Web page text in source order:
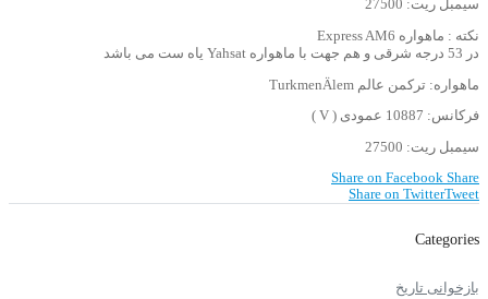
سیمبل ریت: 27500
نکته : ماهواره Express AM6
در 53 درجه شرقی و هم جهت با ماهواره Yahsat یاه ست می باشد
ماهواره: ترکمن عالم TurkmenÄlem
فرکانس: 10887 عمودی ( V )
سیمبل ریت: 27500
Share on Facebook Share
Share on TwitterTweet
Categories
بازخوانی تاریخ